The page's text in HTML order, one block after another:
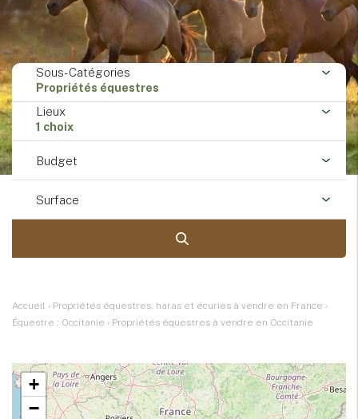
Sous-Catégories
Propriétés équestres
Lieux
1 choix
Budget
Surface
Accueil › Propriétés équestres, haras et écuries à vendre en France ›
Équestre : Occitanie › Propriétés équestres à vendre en Occitanie
+
−